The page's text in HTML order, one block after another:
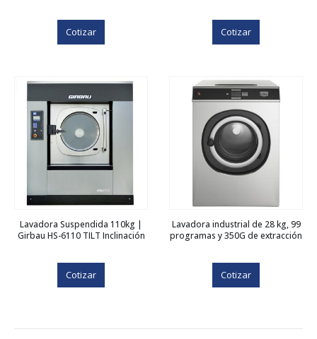
Cotizar Cotizar
Lavadora Suspendida 110kg |
Girbau HS-6110 TILT Inclinación
Cotizar
Lavadora industrial de 28 kg, 99
programas y 350G de extracción
Cotizar